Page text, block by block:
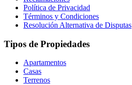
Política de Privacidad
Términos y Condiciones
Resolución Alternativa de Disputas
Tipos de Propiedades
Apartamentos
Casas
Terrenos